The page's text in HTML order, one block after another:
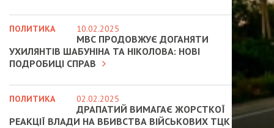
ПОЛИТИКА 10.02.2025
МВС ПРОДОВЖУЄ ДОГАНЯТИ
УХИЛЯНТІВ ШАБУНІНА ТА НІКОЛОВА: НОВІ
ПОДРОБИЦІ СПРАВ
ПОЛИТИКА 02.02.2025
ДРАПАТИЙ ВИМАГАЄ ЖОРСТКОЇ
РЕАКЦІЇ ВЛАДИ НА ВБИВСТВА ВІЙСЬКОВИХ ТЦК